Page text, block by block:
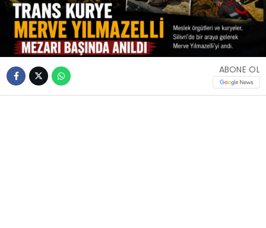
ABONE OL